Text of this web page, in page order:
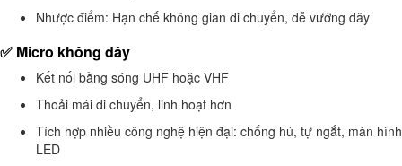
Nhược điểm: Hạn chế không gian di chuyển, dễ vướng dây
✅ Micro không dây
Kết nối bằng sóng UHF hoặc VHF
Thoải mái di chuyển, linh hoạt hơn
Tích hợp nhiều công nghệ hiện đại: chống hú, tự ngắt, màn hình
LED